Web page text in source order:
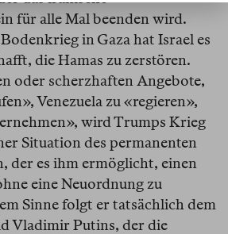
für alle Mal beenden wird.
in Gaza hat Israel es
die Hamas zu zerstören.
oder scherzhaften Angebote,
Venezuela zu «regieren»,
wird Trumps Krieg
Situation des permanenten
der es ihm ermöglicht, einen
eine Neuordnung zu
Sinne folgt er tatsächlich dem
Vladimir Putins, der die